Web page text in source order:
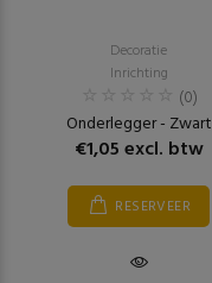
Decoratie
Inrichting
(0)
Onderlegger - Zwart
€1,05 excl. btw
RESERVEER